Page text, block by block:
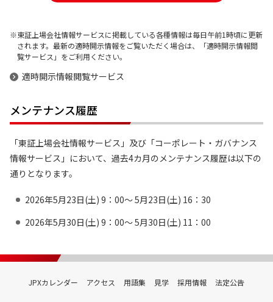
東証上場会社情報サービスに掲載している各種情報は毎日午前1時頃に更新
されます。最新の適時開示情報をご覧いただく場合は、「適時開示情報閲
覧サービス」をご利用ください。
適時開示情報閲覧サービス
メンテナンス履歴
「東証上場会社情報サービス」及び「コーポレート・ガバナンス
情報サービス」において、過去4カ月のメンテナンス履歴は以下の
通りとなります。
2026年5月23日(土) 9：00～ 5月23日(土) 16：30
2026年5月30日(土) 9：00～ 5月30日(土) 11：00
JPXカレンダー アクセス 用語集 見学 採用情報 法定公告